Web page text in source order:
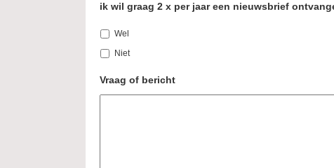
ik wil graag 2 x per jaar een nieuwsbrief
Wel
Niet
Vraag of bericht